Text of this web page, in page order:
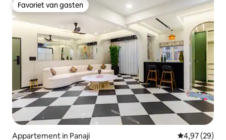
Favoriet van gasten
Favoriet van gasten
Appartement in Panaji Gemiddelde
4,97 (29)